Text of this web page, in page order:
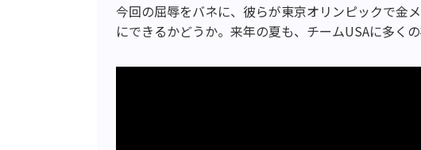
今回の屈辱をバネに、彼らが東京オリンピックで金
にできるかどうか。来年の夏も、チームUSAに多くの